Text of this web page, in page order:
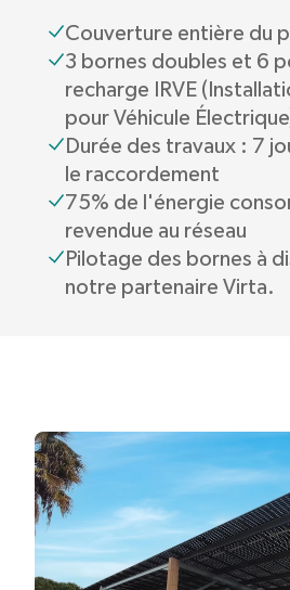
Couverture entière du
3 bornes doubles et 6
recharge IRVE
pour Véhicule
Durée des travaux : 7
le raccordement
75% de l'énergie
revendue au réseau
Pilotage des bornes à
notre partenaire Virta.